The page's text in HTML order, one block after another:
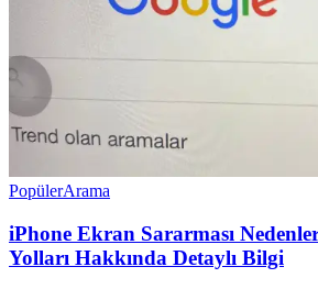
PopülerArama
iPhone Ekran Sararması
Yolları Hakkında Detaylı Bilgi